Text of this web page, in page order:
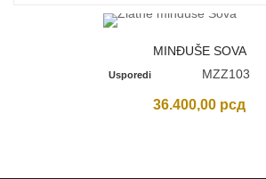
MINĐUŠE SOVA
Usporedi MZZ103
36.400,00 рсд